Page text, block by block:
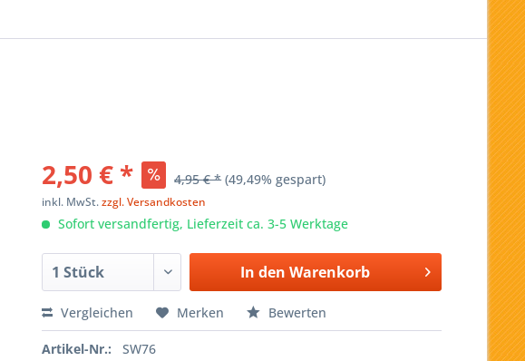
2,50 € * 4,95 € * (49,49% gespart)
inkl. MwSt.zzgl. Versandkosten
Sofort versandfertig, Lieferzeit ca. 3-5 Werktage
In den Warenkorb
Vergleichen Merken Bewerten
Artikel-Nr.: SW76